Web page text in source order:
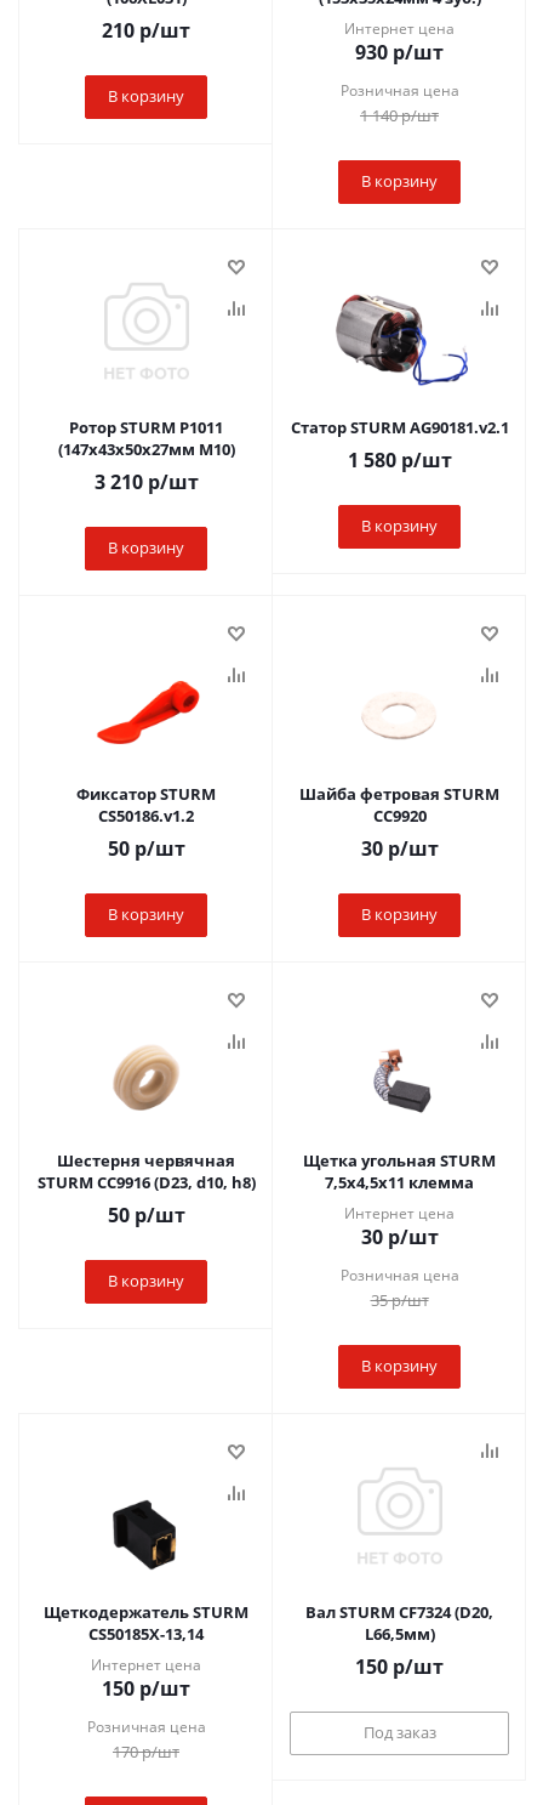
210 р/шт
В корзину
Интернет цена
930 р/шт
Розничная цена
1 140р/шт
В корзину
Ротор STURM P1011
(147х43х50х27мм М10)
3 210р/шт
В корзину
Статор STURM AG90181.v2.1
1 580р/шт
В корзину
Фиксатор STURM
CS50186.v1.2
50р/шт
В корзину
Шайба фетровая STURM
CC9920
30р/шт
В корзину
Шестерня червячная
STURM CC9916 (D23, d10, h8)
50р/шт
В корзину
Щетка угольная STURM
7,5х4,5х11 клемма
Интернет цена
30р/шт
Розничная цена
35р/шт
В корзину
Щеткодержатель STURM
CS50185X-13,14
Интернет цена
150 р/шт
Розничная цена
170р/шт
Вал STURM CF7324 (D20,
L66,5мм)
150 р/шт
Под заказ